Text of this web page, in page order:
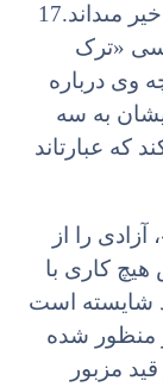
کارى یا ترک شایسته آن با هدف‏گیرى خیر مى‏داند.17
«ترک
وى درباره
به سه
که عبارت‏اند
را از
هیچ کارى با
شایسته است
منظور شده
مزبور